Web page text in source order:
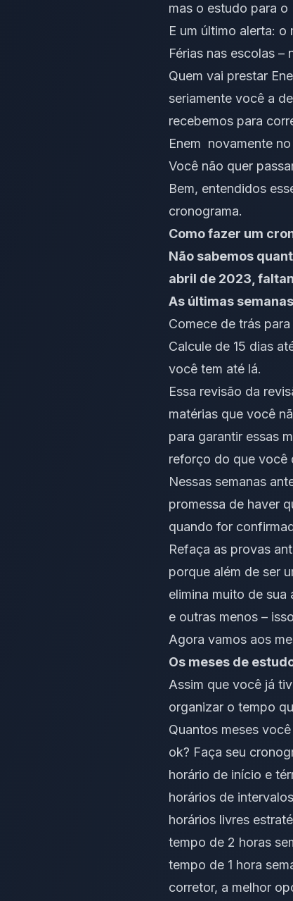
mas o estudo para o
E um último alerta: o
Férias nas escolas –
Quem vai prestar
seriamente você a
recebemos para
Enem novamente
Você não quer
Bem, entendidos
cronograma.
Como fazer um
Não sabemos
abril de 2023,
As últimas
Comece de trás
Calcule de 15 dias
você tem até lá.
Essa revisão da
matérias que você
para garantir essas
reforço do que você
Nessas semanas
promessa de haver
quando for
Refaça as provas
porque além de ser
elimina muito de
e outras menos –
Agora vamos aos
Os meses de
Assim que você já
organizar o tempo
Quantos meses
ok? Faça seu
horário de início e
horários de
horários livres
tempo de 2 horas
tempo de 1 hora
corretor, a melhor